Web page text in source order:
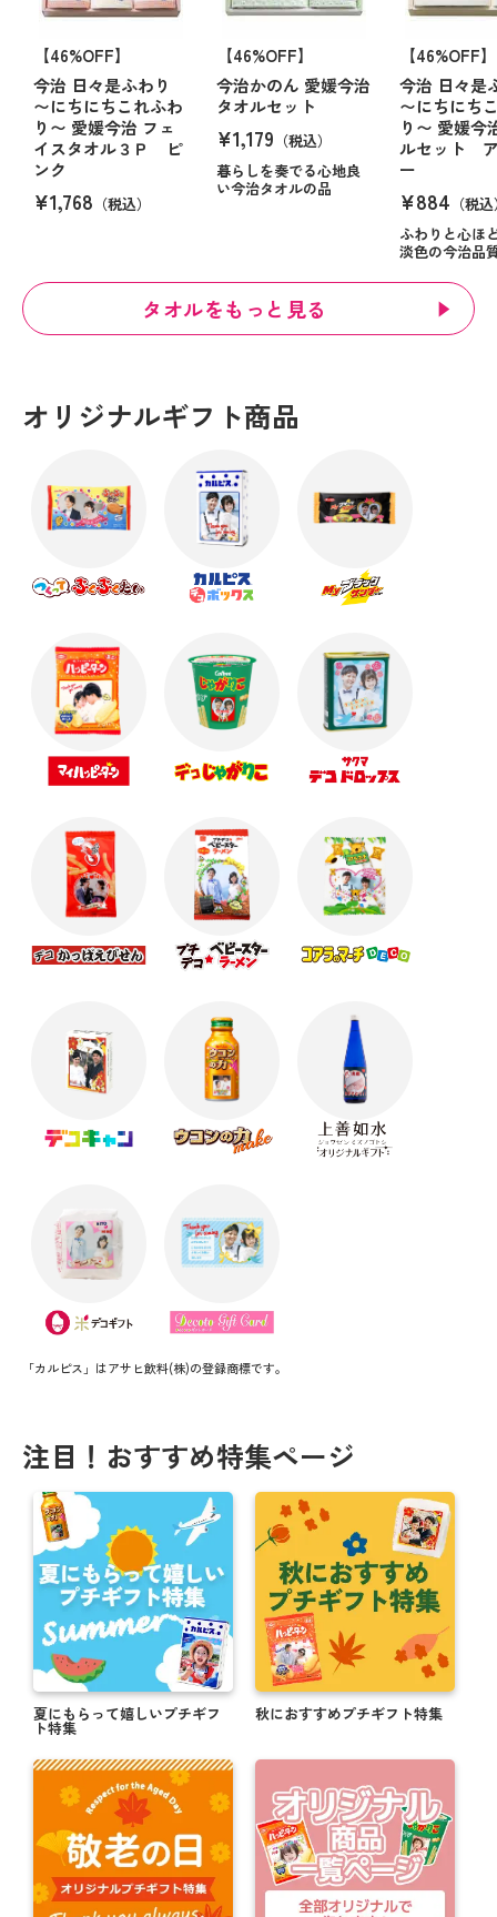
【46%OFF】
今治 日々是ふわり
〜にちにちこれふわ
り〜 愛媛今治 フェ
イスタオル３Ｐ ピ
ンク
¥1,768 （税込）
【46%OFF】
今治かのん 愛媛今治
タオルセット
¥1,179 （税込）
暮らしを奏でる心地良
い今治タオルの品
【46%OFF】
今治 日々是
〜にちにち
り〜 愛媛今
ルセット
ー
¥884 （税
ふわりと心ほ
淡色の今治品
タオルをもっと見る
オリジナルギフト商品
「カルピス」はアサヒ飲料(株)の登録商標です。
注目！おすすめ特集ページ
夏にもらって嬉しいプチギフ
ト特集
秋におすすめプチギフト特集